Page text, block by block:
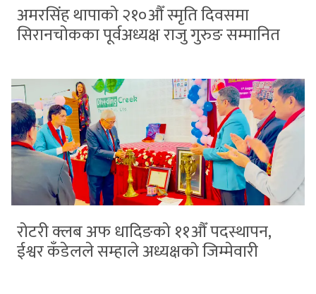
अमरसिंह थापाको २१०औँ स्मृति दिवसमा
सिरानचोकका पूर्वअध्यक्ष राजु गुरुङ सम्मानित
रोटरी क्लब अफ धादिङको ११औँ पदस्थापन,
ईश्वर कँडेलले सम्हाले अध्यक्षको जिम्मेवारी